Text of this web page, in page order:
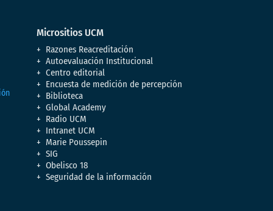
Micrositios UCM
Razones Reacreditación
Autoevaluación Institucional
Centro editorial
Encuesta de medición de percepción
Biblioteca
Global Academy
Radio UCM
Intranet UCM
Marie Poussepin
SIG
Obelisco 18
Seguridad de la información